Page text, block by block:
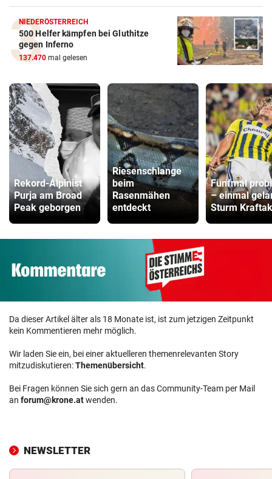
NIEDERÖSTERREICH
500 Helfer kämpfen bei Gluthitze
gegen Inferno
137.470 mal gelesen
Rekord-Alpinist
Purja am Broad
Peak geborgen
Riesenschlange
beim
Rasenmähen
entdeckt
Fünfmal
– einmal
Sturm
Da dieser Artikel älter als 18 Monate ist, ist zum jetzigen Zeitpunkt
kein Kommentieren mehr möglich.
Wir laden Sie ein, bei einer aktuelleren themenrelevanten Story
mitzudiskutieren:Themenübersicht.
Bei Fragen können Sie sich gern an das Community-Team per Mail
an forum@krone.atwenden.
NEWSLETTER